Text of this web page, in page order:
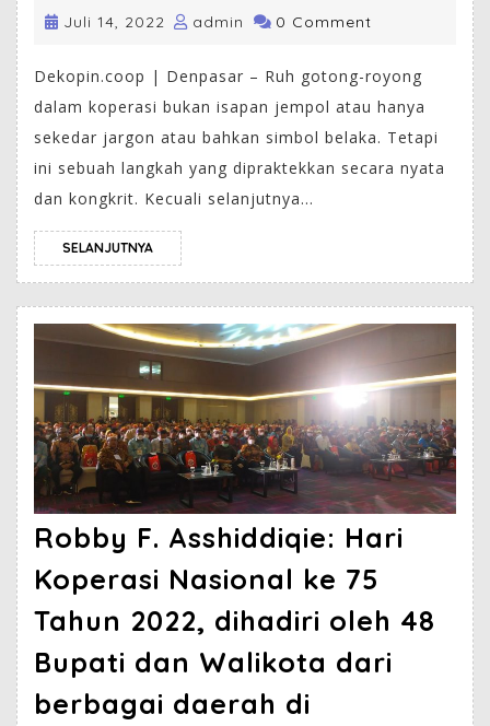
Juli 14, 2022 admin 0 Comment
Dekopin.coop | Denpasar – Ruh gotong-royong
dalam koperasi bukan isapan jempol atau hanya
sekedar jargon atau bahkan simbol belaka. Tetapi
ini sebuah langkah yang dipraktekkan secara nyata
dan kongkrit. Kecuali selanjutnya...
SELANJUTNYA
Robby F. Asshiddiqie: Hari
Koperasi Nasional ke 75
Tahun 2022, dihadiri oleh 48
Bupati dan Walikota dari
berbagai daerah di